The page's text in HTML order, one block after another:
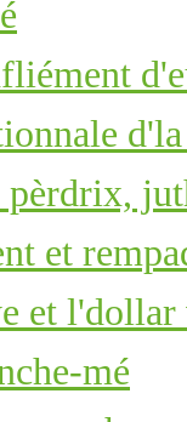
pèrdrix,
et
et l'dollar
mé